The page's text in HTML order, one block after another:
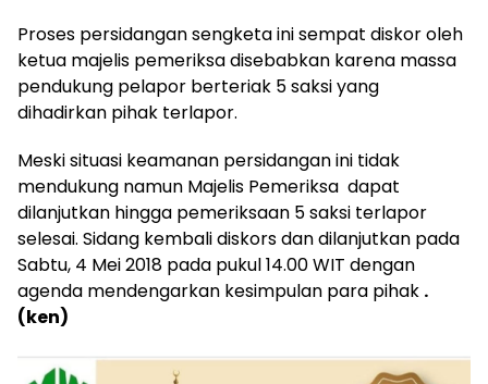
Proses persidangan sengketa ini sempat diskor oleh
ketua majelis pemeriksa disebabkan karena massa
pendukung pelapor berteriak 5 saksi yang
dihadirkan pihak terlapor.
Meski situasi keamanan persidangan ini tidak
mendukung namun Majelis Pemeriksa dapat
dilanjutkan hingga pemeriksaan 5 saksi terlapor
selesai. Sidang kembali diskors dan dilanjutkan pada
Sabtu, 4 Mei 2018 pada pukul 14.00 WIT dengan
agenda mendengarkan kesimpulan para pihak .
(ken)